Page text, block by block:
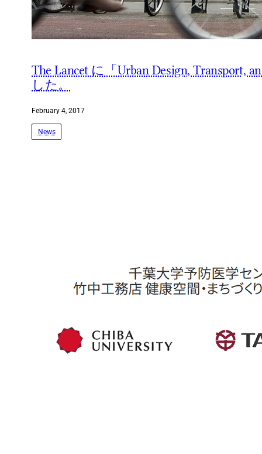
The Lancet に「Urban Design,
した。
February 4, 2017
News